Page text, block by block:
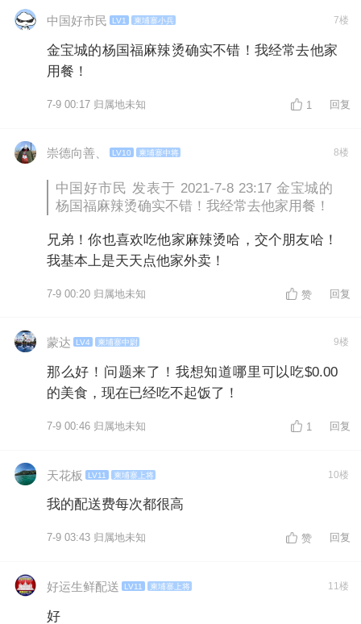
中国好市民 LV1 柬埔寨小兵 7楼
金宝城的杨国福麻辣烫确实不错！我经常去他家
用餐！
7-9 00:17 归属地未知 1 回复
崇德向善、 LV10 柬埔寨中将 8楼
中国好市民 发表于 2021-7-8 23:17 金宝城的
杨国福麻辣烫确实不错！我经常去他家用餐！
兄弟！你也喜欢吃他家麻辣烫哈，交个朋友哈！
我基本上是天天点他家外卖！
7-9 00:20 归属地未知 赞 回复
蒙达 LV4 柬埔寨中尉 9楼
那么好！问题来了！我想知道哪里可以吃$0.00
的美食，现在已经吃不起饭了！
7-9 00:46 归属地未知 1 回复
ㅤ天花板 LV11 柬埔寨上将 10楼
我的配送费每次都很高
7-9 03:43 归属地未知 赞 回复
好运生鲜配送 LV11 柬埔寨上将 11楼
好